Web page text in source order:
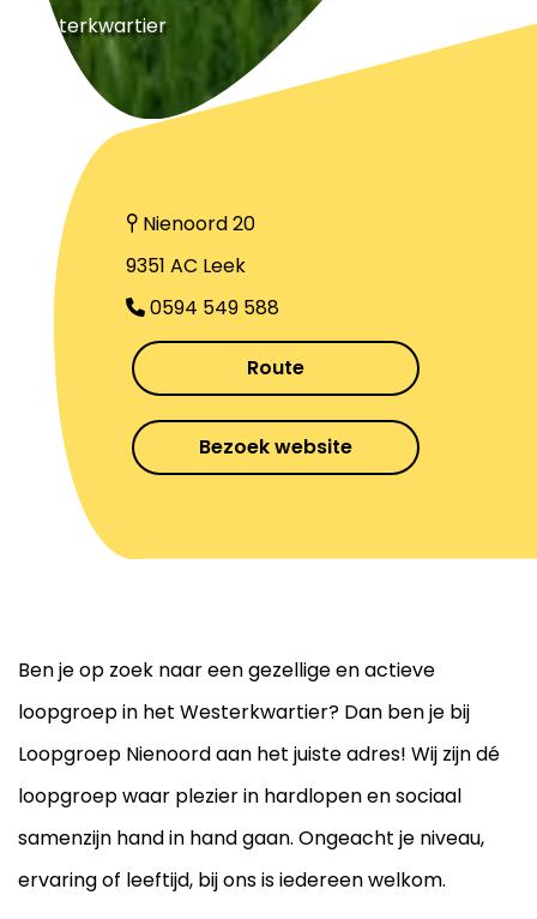
Westerkwartier
Nienoord 20
9351 AC Leek
0594 549 588
Route
Bezoek website
Ben je op zoek naar een gezellige en actieve
loopgroep in het Westerkwartier? Dan ben je bij
Loopgroep Nienoord aan het juiste adres! Wij zijn dé
loopgroep waar plezier in hardlopen en sociaal
samenzijn hand in hand gaan. Ongeacht je niveau,
ervaring of leeftijd, bij ons is iedereen welkom.